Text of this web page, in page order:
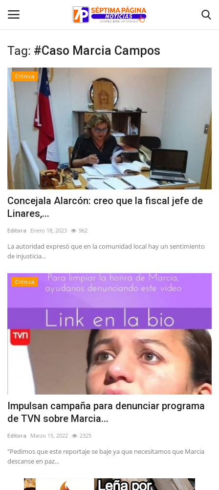
Inicio
Crónica
Policial
Tribunales
Deporte
Política
Espectáculos
Tag: #Caso Marcia Campos
Crónica
Concejala Alarcón: creo que la fiscal jefe de
Linares,...
Editora Enero 18, 2023 962
La autoridad expresó que en la comunidad local hay un sentimiento
de injusticia...
Crónica
Impulsan campaña para denunciar programa
de TVN sobre Marcia...
Editora Marzo 15, 2022 2325
"Pedimos que este reportaje se baje ya que necesitamos que Marcia
descanse en paz...